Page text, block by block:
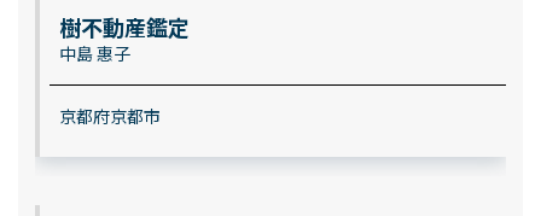
樹不動産鑑定
中島 惠子
京都府京都市